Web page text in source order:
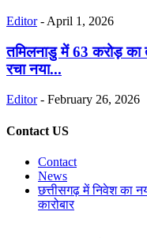
Editor - April 1, 2026
तमिलनाडु में 63 करोड़ का
रचा नया...
Editor - February 26, 2026
Contact US
Contact
News
छत्तीसगढ़ में निवेश का
कारोबार